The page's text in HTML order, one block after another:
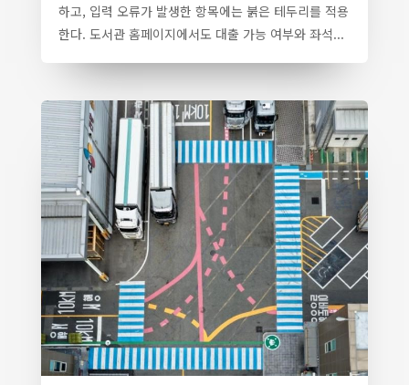
하고, 입력 오류가 발생한 항목에는 붉은 테두리를 적용
한다. 도서관 홈페이지에서도 대출 가능 여부와 좌석...